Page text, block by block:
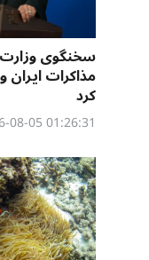
سخنگوی
مذاکرات ایران
کرد
01:26:31 2026-08-05